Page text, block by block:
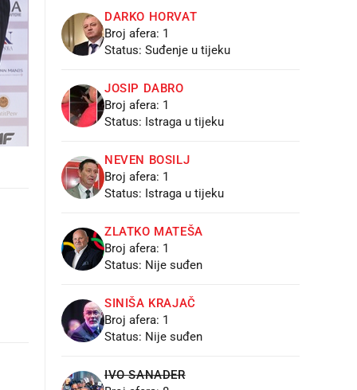
DARKO HORVAT
Broj afera: 1
Status: Suđenje u tijeku
JOSIP DABRO
Broj afera: 1
Status: Istraga u tijeku
NEVEN BOSILJ
Broj afera: 1
Status: Istraga u tijeku
ZLATKO MATEŠA
Broj afera: 1
Status: Nije suđen
SINIŠA KRAJAČ
Broj afera: 1
Status: Nije suđen
IVO SANADER